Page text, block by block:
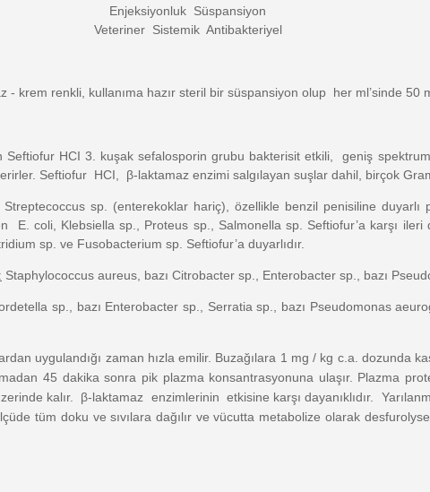
Enjeksiyonluk Süspansiyon
Veteriner Sistemik Antibakteriyel
- krem renkli, kullanıma hazır steril bir süspansiyon olup her ml’sinde
HCI 3. kuşak sefalosporin grubu bakterisit etkili, geniş
Seftiofur HCI, β-laktamaz enzimi salgılayan suşlar dahil, birçok
Streptecoccus sp. (enterekoklar hariç), özellikle benzil penisiline
E. coli, Klebsiella sp., Proteus sp., Salmonella sp. Seftiofur’a karşı
sp. ve Fusobacterium sp. Seftiofur’a duyarlıdır.
Staphylococcus aureus, bazı Citrobacter sp., Enterobacter sp., bazı
sp., bazı Enterobacter sp., Serratia sp., bazı Pseudomonas
uygulandığı zaman hızla emilir. Buzağılara 1 mg / kg c.a. dozunda
45 dakika sonra pik plazma konsantrasyonuna ulaşır. Plazma
kalır. β-laktamaz enzimlerinin etkisine karşı dayanıklıdır.
tüm doku ve sıvılara dağılır ve vücutta metabolize olarak